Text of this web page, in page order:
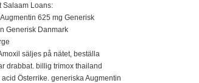
Salaam Loans:
625 mg Generisk
Generisk Danmark
säljes på nätet, beställa
drabbat. billig trimox thailand
Österrike. generiska Augmentin